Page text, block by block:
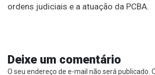
ordens judiciais e a atuação da PCBA.
Deixe um comentário
O seu endereço de e-mail não será publicado.